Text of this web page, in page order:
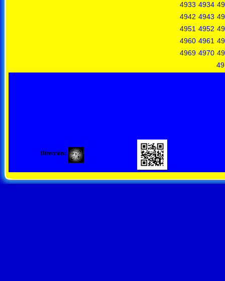
4933 4934
4942 4943
4951 4952
4960 4961
4969 4970
Dirección: